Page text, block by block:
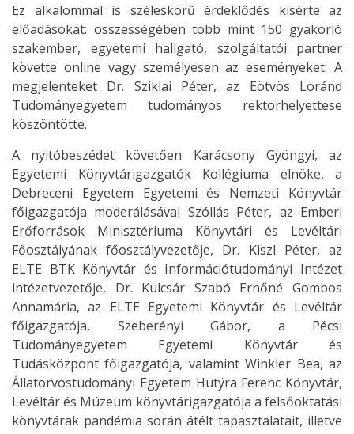
Ez alkalommal is széleskörű érdeklődés kísérte az
előadásokat: összességében több mint 150 gyakorló
szakember, egyetemi hallgató, szolgáltatói partner
követte online vagy személyesen az eseményeket. A
megjelenteket Dr. Sziklai Péter, az Eötvös Loránd
Tudományegyetem tudományos rektorhelyettese
köszöntötte.
A nyitóbeszédet követően Karácsony Gyöngyi, az
Egyetemi Könyvtárigazgatók Kollégiuma elnöke, a
Debreceni Egyetem Egyetemi és Nemzeti Könyvtár
főigazgatója moderálásával Szóllás Péter, az Emberi
Erőforrások Minisztériuma Könyvtári és Levéltári
Főosztályának főosztályvezetője, Dr. Kiszl Péter, az
ELTE BTK Könyvtár és Információtudományi Intézet
intézetvezetője, Dr. Kulcsár Szabó Ernőné Gombos
Annamária, az ELTE Egyetemi Könyvtár és Levéltár
főigazgatója, Szeberényi Gábor, a Pécsi
Tudományegyetem Egyetemi Könyvtár és
Tudásközpont főigazgatója, valamint Winkler Bea, az
Állatorvostudományi Egyetem Hutÿra Ferenc Könyvtár,
Levéltár és Múzeum könyvtárigazgatója a felsőoktatási
könyvtárak pandémia során átélt tapasztalatait, illetve